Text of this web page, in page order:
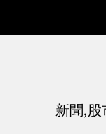
新聞,